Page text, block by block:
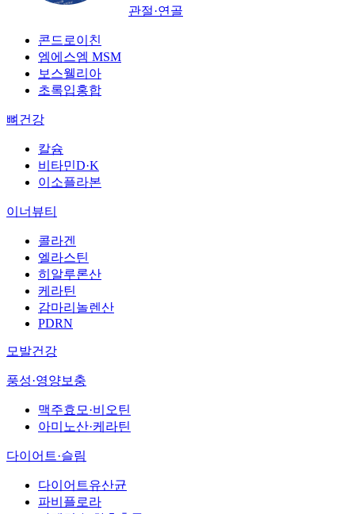
관절·연골
콘드로이친
엠에스엠 MSM
보스웰리아
초록입홍합
뼈건강
칼슘
비타민D·K
이소플라본
이너뷰티
콜라겐
엘라스틴
히알루론산
케라틴
감마리놀렌산
PDRN
모발건강
풍성·영양보충
맥주효모·비오틴
아미노산·케라틴
다이어트·슬림
다이어트유산균
파비플로라